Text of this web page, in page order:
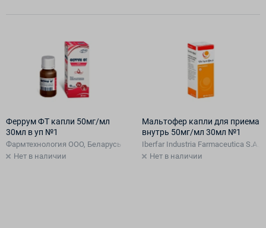
Феррум ФТ капли 50мг/мл
30мл в уп №1
Фармтехнология ООО, Беларусь
Нет в наличии
Мальтофер капли для приема
внутрь 50мг/мл 30мл №1
Iberfar Industria Farmaceutica S.A.,
Нет в наличии